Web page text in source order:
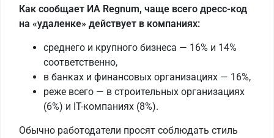
Как сообщает ИА Regnum, чаще всего дресс-код
на «удаленке» действует в компаниях:
среднего и крупного бизнеса — 16% и 14%
соответственно,
в банках и финансовых организациях — 16%,
реже всего — в строительных организациях
(6%) и IT-компаниях (8%).
Обычно работодатели просят соблюдать стиль